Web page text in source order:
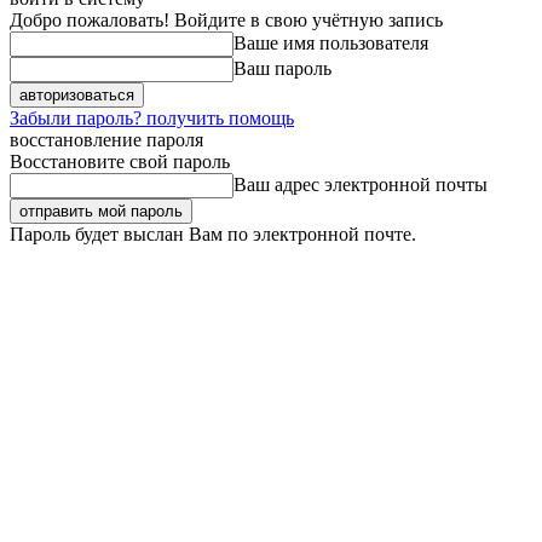
Добро пожаловать! Войдите в свою учётную запись
Ваше имя пользователя
Ваш пароль
Забыли пароль? получить помощь
восстановление пароля
Восстановите свой пароль
Ваш адрес электронной почты
Пароль будет выслан Вам по электронной почте.